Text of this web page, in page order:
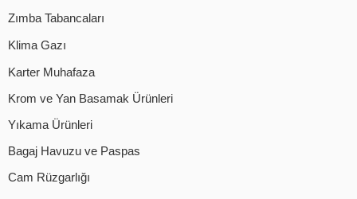
Zımba Tabancaları
Klima Gazı
Karter Muhafaza
Krom ve Yan Basamak Ürünleri
Yıkama Ürünleri
Bagaj Havuzu ve Paspas
Cam Rüzgarlığı